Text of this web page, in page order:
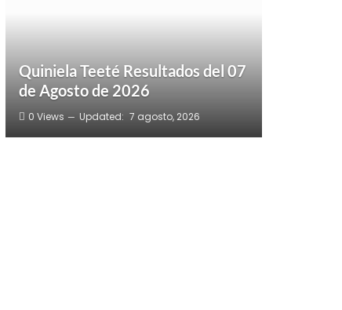
Quiniela Teeté Resultados del 07
de Agosto de 2026
0 Views Updated: 7 agosto, 2026